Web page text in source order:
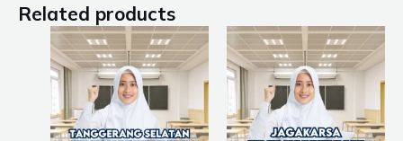
Related products
Price
range:
Rp225.000
through
Rp8.400.000
This
product
has
variants.
The
Price
range:
Rp225.000
through
Rp8.400.000
This
product
has
variants.
The